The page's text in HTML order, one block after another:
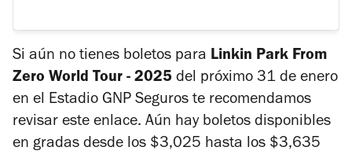
Si aún no tienes boletos para Linkin Park From
Zero World Tour - 2025 del próximo 31 de enero
en el Estadio GNP Seguros te recomendamos
revisar este enlace. Aún hay boletos disponibles
en gradas desde los $3,025 hasta los $3,635